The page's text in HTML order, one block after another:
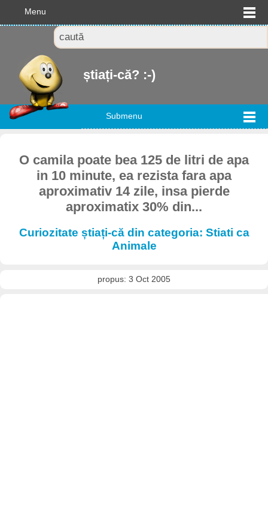
Menu
știați-că? :-)
Submenu
O camila poate bea 125 de litri de apa
in 10 minute, ea rezista fara apa
aproximativ 14 zile, insa pierde
aproximatix 30% din...
Curiozitate știați-că din categoria: Stiati ca
Animale
propus: 3 Oct 2005